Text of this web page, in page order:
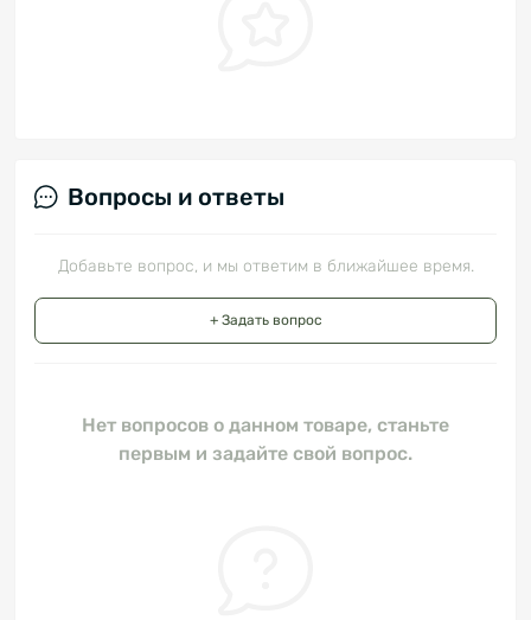
Вопросы и ответы
Добавьте вопрос, и мы ответим в ближайшее время.
+ Задать вопрос
Нет вопросов о данном товаре, станьте
первым и задайте свой вопрос.